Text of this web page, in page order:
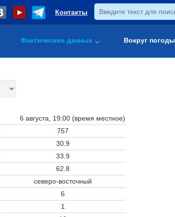
Контакты
Фактические данные Вокруг погоды
6 августа, 19:00 (время местное)
757
30.9
33.9
62.8
северо-восточный
6
1